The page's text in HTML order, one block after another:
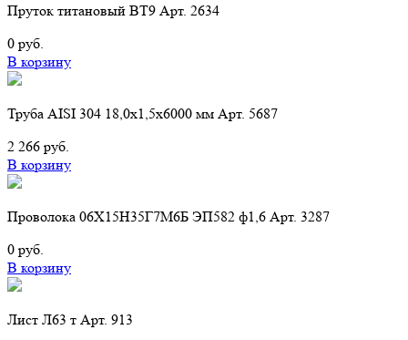
Пруток титановый ВТ9 Арт. 2634
0 руб.
В корзину
Труба AISI 304 18,0х1,5х6000 мм Арт. 5687
2 266 руб.
В корзину
Проволока 06Х15Н35Г7М6Б ЭП582 ф1,6 Арт. 3287
0 руб.
В корзину
Лист Л63 т Арт. 913